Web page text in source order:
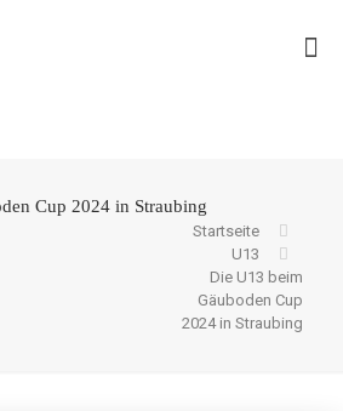
Cup 2024 in Straubing
Startseite
U13
Die U13 beim
Gäuboden Cup
2024 in Straubing